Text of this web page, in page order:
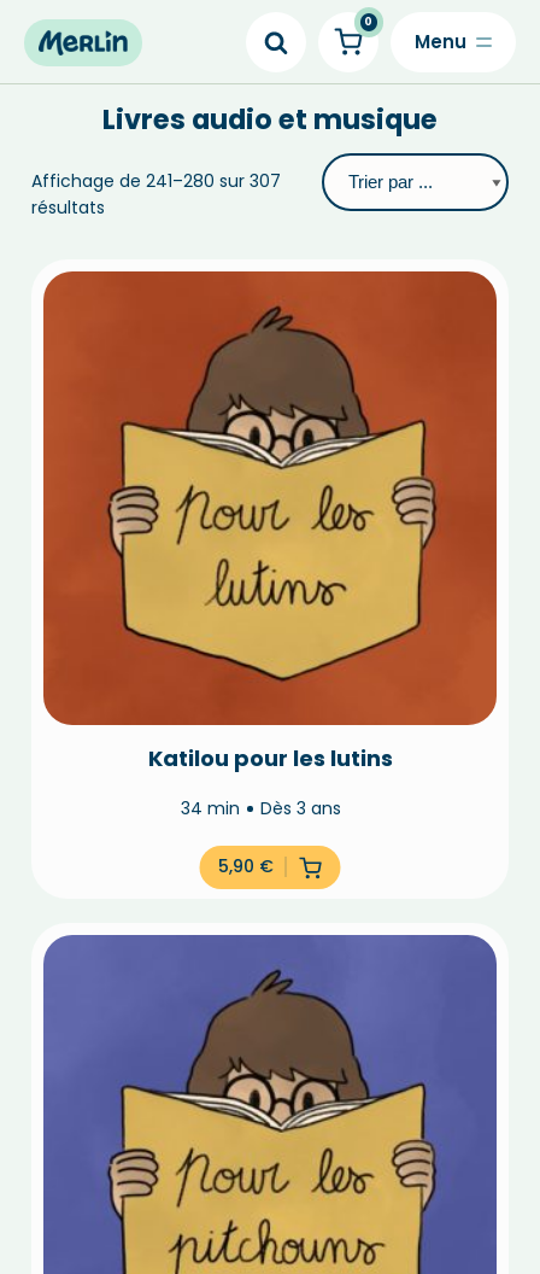
Skip
0
Livres audio et musique
Affichage de 241–280 sur 307
résultats
Katilou pour les lutins
34 min Dès 3 ans
5,90 €